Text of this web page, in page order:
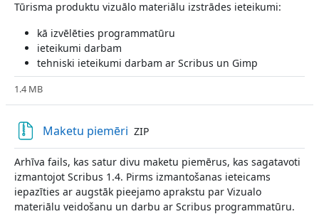
Tūrisma produktu vizuālo materiālu izstrādes ieteikumi:
kā izvēlēties programmatūru
ieteikumi darbam
tehniski ieteikumi darbam ar Scribus un Gimp
1.4 MB
Maketu piemēri File
ZIP
Arhīva fails, kas satur divu maketu piemērus, kas sagatavoti
izmantojot Scribus 1.4. Pirms izmantošanas ieteicams
iepazīties ar augstāk pieejamo aprakstu par Vizualo
materiālu veidošanu un darbu ar Scribus programmatūru.